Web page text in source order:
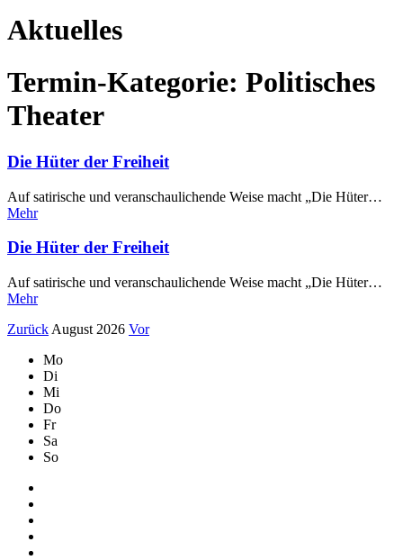
Aktuelles
Termin-Kategorie: Politisches
Theater
Die Hüter der Freiheit
Auf satirische und veranschaulichende Weise macht „Die Hüter…
Mehr
Die Hüter der Freiheit
Auf satirische und veranschaulichende Weise macht „Die Hüter…
Mehr
Zurück August 2026 Vor
Mo
Di
Mi
Do
Fr
Sa
So